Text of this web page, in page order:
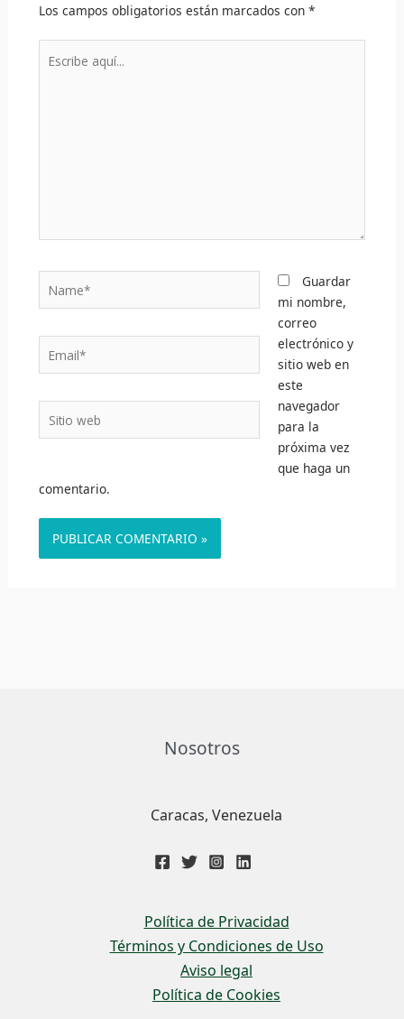
Los campos obligatorios están marcados con *
Guardar
mi nombre,
correo
electrónico y
sitio web en
este
navegador
para la
próxima vez
que haga un
comentario.
Nosotros
Caracas, Venezuela
Política de Privacidad
Términos y Condiciones de Uso
Aviso legal
Política de Cookies